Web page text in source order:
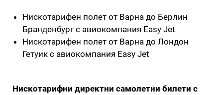
Нискотарифен полет от Варна до Берлин
Бранденбург с авиокомпания Easy Jet
Нискотарифен полет от Варна до Лондон
Гетуик с авиокомпания Easy Jet
Нискотарифни директни самолетни билети с